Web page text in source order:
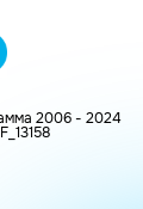
2006 - 2024